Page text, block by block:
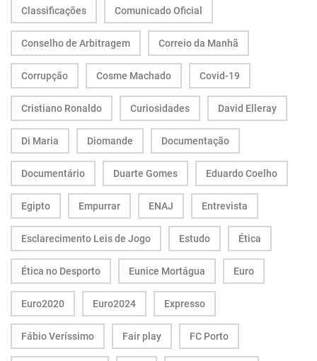
Classificações Comunicado Oficial
Conselho de Arbitragem Correio da Manhã
Corrupção Cosme Machado Covid-19
Cristiano Ronaldo Curiosidades David Elleray
Di Maria Diomande Documentação
Documentário Duarte Gomes Eduardo Coelho
Egipto Empurrar ENAJ Entrevista
Esclarecimento Leis de Jogo Estudo Ética
Ética no Desporto Eunice Mortágua Euro
Euro2020 Euro2024 Expresso
Fábio Veríssimo Fair play FC Porto